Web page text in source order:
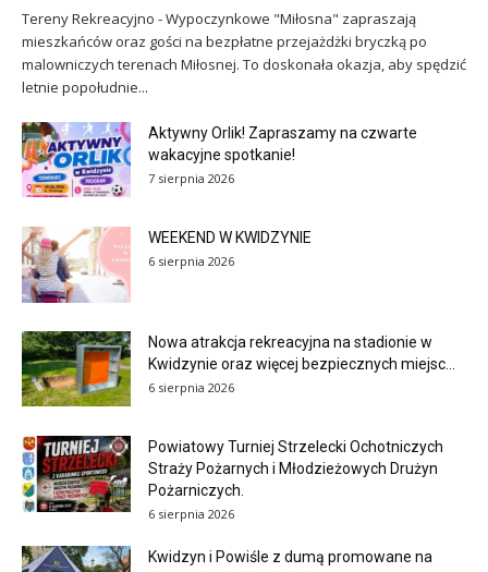
Tereny Rekreacyjno - Wypoczynkowe "Miłosna" zapraszają
mieszkańców oraz gości na bezpłatne przejażdżki bryczką po
malowniczych terenach Miłosnej. To doskonała okazja, aby spędzić
letnie popołudnie...
Aktywny Orlik! Zapraszamy na czwarte
wakacyjne spotkanie!
7 sierpnia 2026
WEEKEND W KWIDZYNIE
6 sierpnia 2026
Nowa atrakcja rekreacyjna na stadionie w
Kwidzynie oraz więcej bezpiecznych miejsc...
6 sierpnia 2026
Powiatowy Turniej Strzelecki Ochotniczych
Straży Pożarnych i Młodzieżowych Drużyn
Pożarniczych.
6 sierpnia 2026
Kwidzyn i Powiśle z dumą promowane na